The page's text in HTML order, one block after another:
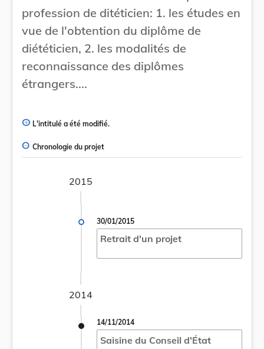
profession de ditéticien: 1. les études en
vue de l'obtention du diplôme de
diététicien, 2. les modalités de
reconnaissance des diplômes
étrangers....
L'intitulé a été modifié.
Chronologie du projet
2015
30/01/2015
Retrait d'un projet
2014
14/11/2014
Saisine du Conseil d'État